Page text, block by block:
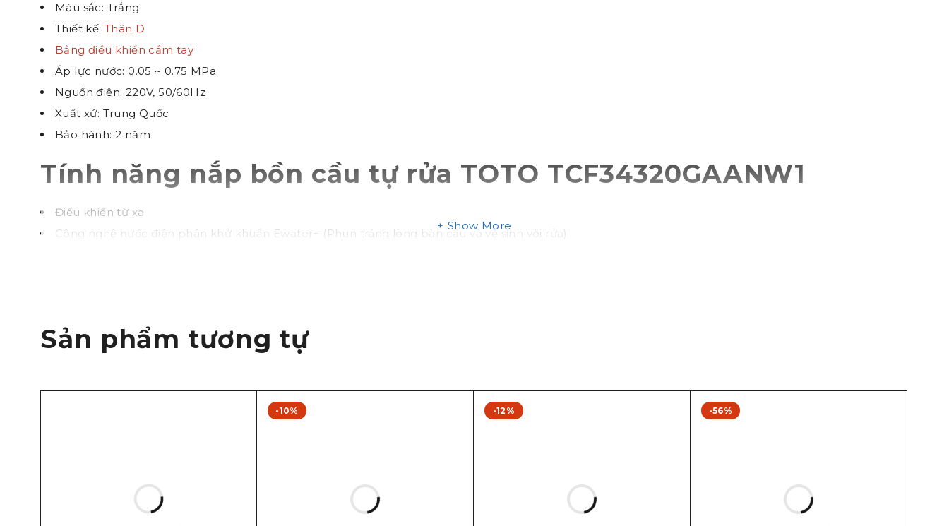
Màu sắc: Trắng
Thiết kế: Thân D
Bảng điều khiển cầm tay
Áp lực nước: 0.05 ~ 0.75 MPa
Nguồn điện: 220V, 50/60Hz
Xuất xứ: Trung Quốc
Bảo hành: 2 năm
Tính năng nắp bồn cầu tự rửa TOTO TCF34320GAANW1
Điều khiển từ xa
Công nghệ nước điện phân khử khuẩn Ewater+ (Phun tráng lòng bàn cầu và vệ sinh vòi rửa)
Show More
Sản phẩm tương tự
-10% -12% -56%